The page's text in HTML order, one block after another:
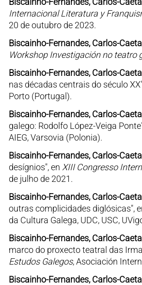
Internacional Literatura y
20 de outubro de 2023.
Biscainho-Fernandes, Carlos-
Workshop Investigación no teatro
Biscainho-Fernandes, Carlos-
nas décadas centrais do século
Porto (Portugal).
Biscainho-Fernandes, Carlos-
galego: Rodolfo López-Veiga
AIEG, Varsovia (Polonia).
Biscainho-Fernandes, Carlos-
desígnios", en XIII Congresso
de julho de 2021.
Biscainho-Fernandes, Carlos-
outras complicidades diglósicas",
da Cultura Galega, UDC, USC,
Biscainho-Fernandes, Carlos-
marco do proxecto teatral das
Estudos Galegos, Asociación
Biscainho-Fernandes, Carlos-